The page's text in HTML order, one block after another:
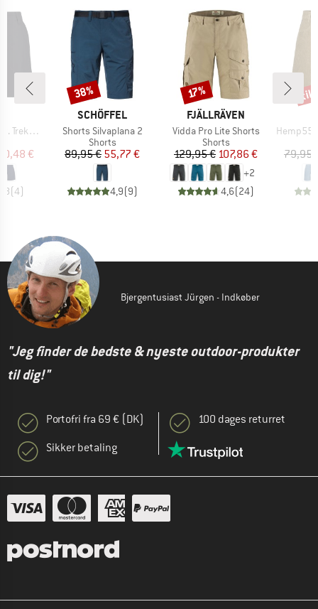
Shorts
pris
€
(4)
MÆRKE
SCHÖFFEL
Artikel
Shorts Silvaplana 2
Produktgruppe
Shorts
Pris
89,95 €Nedsat pris
55,77 €
4,9(9)
Rabat
38%
MÆRKE
FJÄLLRÄVEN
Artikel
Vidda Pro Lite Shorts
Produktgruppe
Shorts
Pris
129,95 €Nedsat pris
107,86 €
+2
4,6(24)
Rabat
17%
Artikel
Hemp55
79,95
til
Bjergentusiast Jürgen - Indkøber
"Jeg finder de bedste & nyeste outdoor-produkter
til dig!"
Portofri fra 69 € (DK)
Sikker betaling
100 dages returret